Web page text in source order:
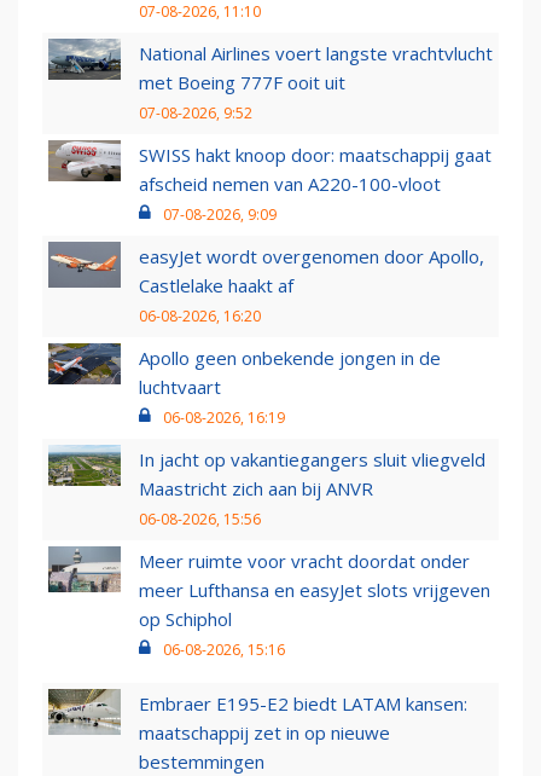
07-08-2026, 11:10
National Airlines voert langste vrachtvlucht
met Boeing 777F ooit uit
07-08-2026, 9:52
SWISS hakt knoop door: maatschappij gaat
afscheid nemen van A220-100-vloot
07-08-2026, 9:09
easyJet wordt overgenomen door Apollo,
Castlelake haakt af
06-08-2026, 16:20
Apollo geen onbekende jongen in de
luchtvaart
06-08-2026, 16:19
In jacht op vakantiegangers sluit vliegveld
Maastricht zich aan bij ANVR
06-08-2026, 15:56
Meer ruimte voor vracht doordat onder
meer Lufthansa en easyJet slots vrijgeven
op Schiphol
06-08-2026, 15:16
Embraer E195-E2 biedt LATAM kansen:
maatschappij zet in op nieuwe
bestemmingen